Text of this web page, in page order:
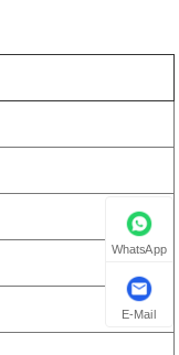
WhatsApp
E-Mail